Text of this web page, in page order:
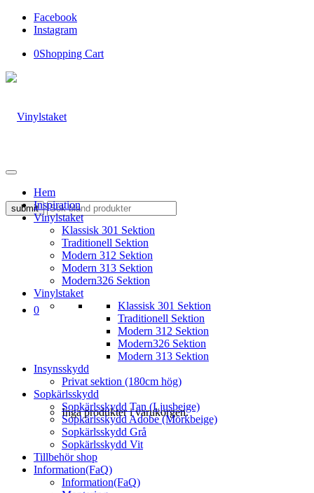
Facebook
Instagram
0Shopping Cart
0
Inga produkter i varukorgen.
Hem
Inspiration
Vinylstaket
Klassisk 301 Sektion
Traditionell Sektion
Modern 312 Sektion
Modern 313 Sektion
Modern326 Sektion
Vinylstaket
Klassisk 301 Sektion
Traditionell Sektion
Modern 312 Sektion
Modern326 Sektion
Modern 313 Sektion
Insynsskydd
Privat sektion (180cm hög)
Sopkärlsskydd
Sopkärlsskydd Tan (Ljusbeige)
Sopkärlsskydd Adobe (Mörkbeige)
Sopkärlsskydd Grå
Sopkärlsskydd Vit
Tillbehör shop
Information(FaQ)
Information(FaQ)